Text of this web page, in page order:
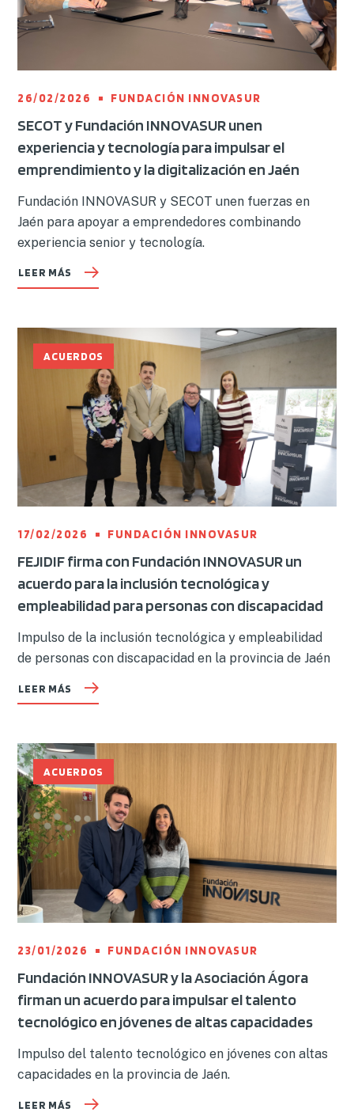
26/02/2026 FUNDACIÓN INNOVASUR
SECOT y Fundación INNOVASUR unen
experiencia y tecnología para impulsar el
emprendimiento y la digitalización en Jaén
Fundación INNOVASUR y SECOT unen fuerzas en
Jaén para apoyar a emprendedores combinando
experiencia senior y tecnología.
LEER MÁS
ACUERDOS
17/02/2026 FUNDACIÓN INNOVASUR
FEJIDIF firma con Fundación INNOVASUR un
acuerdo para la inclusión tecnológica y
empleabilidad para personas con discapacidad
Impulso de la inclusión tecnológica y empleabilidad
de personas con discapacidad en la provincia de Jaén
LEER MÁS
ACUERDOS
23/01/2026 FUNDACIÓN INNOVASUR
Fundación INNOVASUR y la Asociación Ágora
firman un acuerdo para impulsar el talento
tecnológico en jóvenes de altas capacidades
Impulso del talento tecnológico en jóvenes con altas
capacidades en la provincia de Jaén.
LEER MÁS